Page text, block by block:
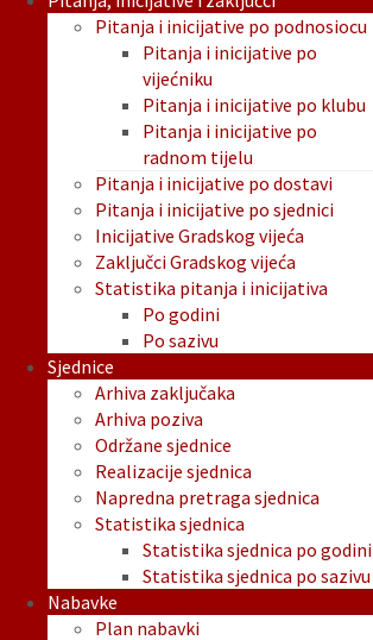
Pitanja i inicijative po podnosiocu
Pitanja i inicijative po
vijećniku
Pitanja i inicijative po klubu
Pitanja i inicijative po
radnom tijelu
Pitanja i inicijative po dostavi
Pitanja i inicijative po sjednici
Inicijative Gradskog vijeća
Zaključci Gradskog vijeća
Statistika pitanja i inicijativa
Po godini
Po sazivu
Sjednice
Arhiva zaključaka
Arhiva poziva
Održane sjednice
Realizacije sjednica
Napredna pretraga sjednica
Statistika sjednica
Statistika sjednica po godini
Statistika sjednica po sazivu
Nabavke
Plan nabavki